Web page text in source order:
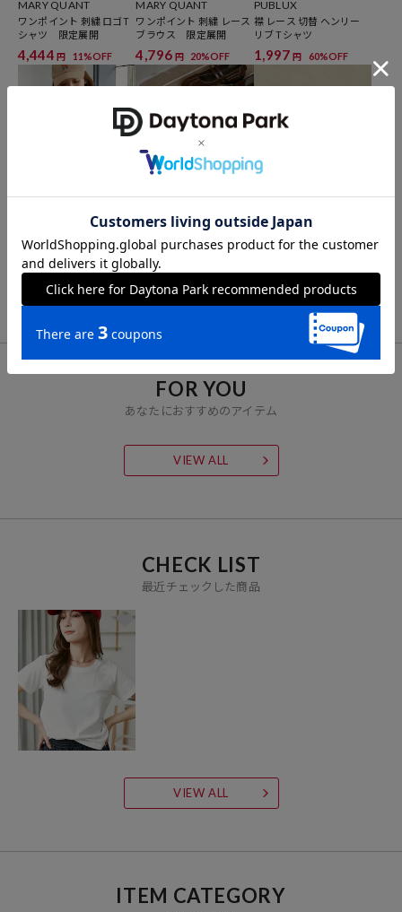
MARY QUANT
ワンポイント 刺繍 ロゴT
シャツ 限定展開
4,444 円 11%OFF
MARY QUANT
ワンポイント 刺繍 レース
ブラウス 限定展開
4,796 円 20%OFF
PUBLUX
襟 レース 切替 ヘンリー
リブ Tシャツ
1,997 円 60%OFF
コンパクト レース Tシャ
ツ 限定展開
1,947円 61%OFF
MARY QUANT
フェイクスエード メリー
ジェーンスニーカー 限
定展開
8,998
MARY QUANT
ロゴ刺繍 ギャザー ボスト
ンバッグ 限定展開
FOR YOU
あなたにおすすめのアイテム
VIEW ALL
CHECK LIST
最近チェックした商品
VIEW ALL
ITEM CATEGORY